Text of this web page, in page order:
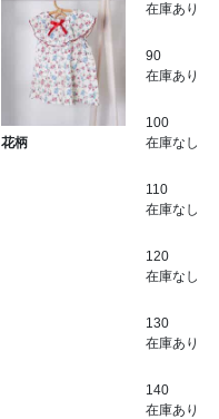
花柄
在庫あり
90
在庫あり
100
在庫なし
110
在庫なし
120
在庫なし
130
在庫あり
140
在庫あり